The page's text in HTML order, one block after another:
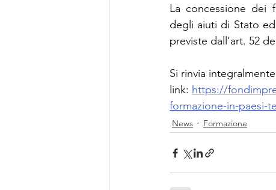
La concessione dei
degli aiuti di Stato
previste dall’art. 52
Si rinvia
link: https://
formazione-in-paesi-
News Formazione